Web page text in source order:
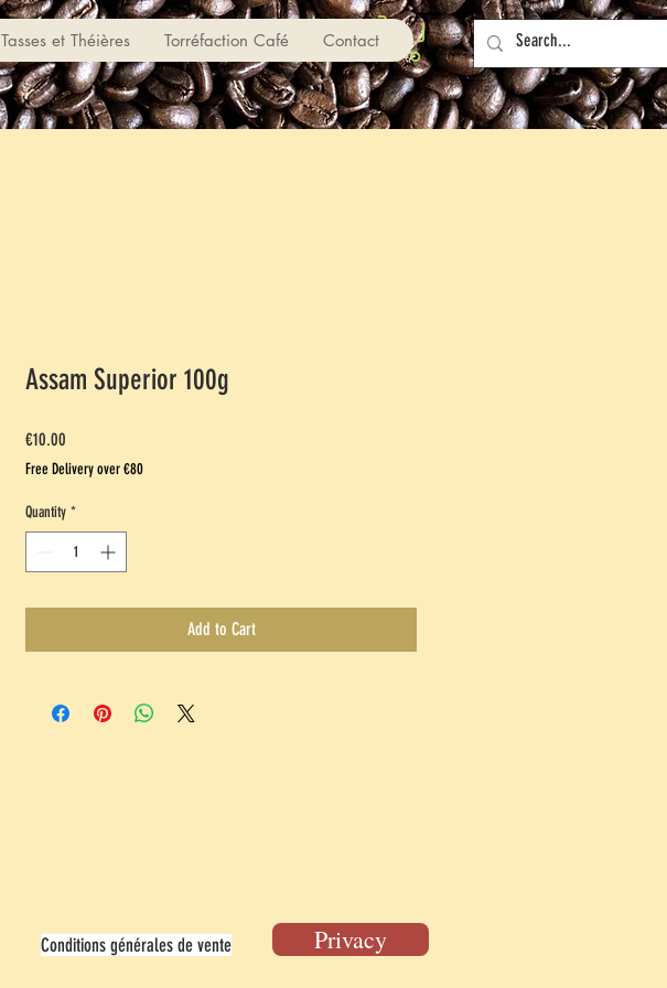
Tasses et Théières Torréfaction Café Contact
Assam Superior 100g
€10.00
Free Delivery over €80
Quantity *
Add to Cart
Conditions générales de vente Privacy